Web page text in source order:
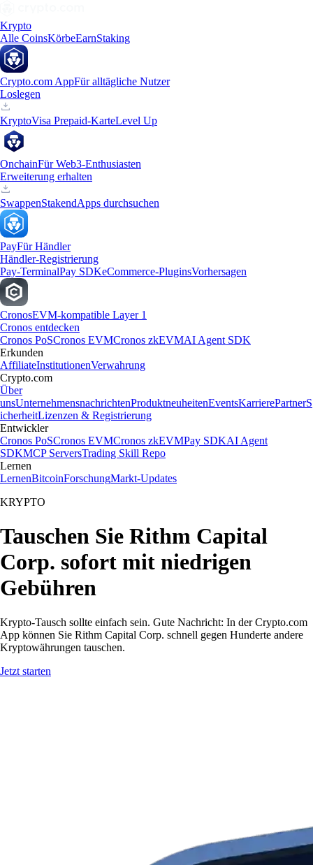
Krypto
Alle CoinsKörbeEarnStaking
Crypto.com AppFür alltägliche Nutzer
Loslegen
KryptoVisa Prepaid-KarteLevel Up
OnchainFür Web3-Enthusiasten
Erweiterung erhalten
SwappenStakendApps durchsuchen
PayFür Händler
Händler-Registrierung
Pay-TerminalPay SDKeCommerce-PluginsVorhersagen
CronosEVM-kompatible Layer 1
Cronos entdecken
Cronos PoSCronos EVMCronos zkEVMAI Agent SDK
Erkunden
AffiliateInstitutionenVerwahrung
Crypto.com
Über
unsUnternehmensnachrichtenProduktneuheitenEventsKarrierePartnerS
icherheitLizenzen & Registrierung
Entwickler
Cronos PoSCronos EVMCronos zkEVMPay SDKAI Agent
SDKMCP ServersTrading Skill Repo
Lernen
LernenBitcoinForschungMarkt-Updates
KRYPTO
Tauschen Sie Rithm Capital
Corp. sofort mit niedrigen
Gebühren
Krypto-Tausch sollte einfach sein. Gute Nachricht: In der Crypto.com
App können Sie Rithm Capital Corp. schnell gegen Hunderte andere
Kryptowährungen tauschen.
Jetzt starten